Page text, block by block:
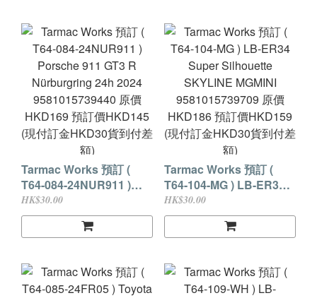
HKD364 預訂價HKD327
(現付訂金HKD30貨到付
差額)
HKD145 (現付訂金
HKD30貨到付差額)
Tarmac Works 預訂 (
T64-084-24NUR911 )
Porsche 911 GT3 R
Nürburgring 24h 2024
9581015739440 原價
(現付訂金HKD30貨到付
差額)
HK$30.00
Tarmac Works 預訂 (
T64-104-MG ) LB-ER34
Super Silhouette
SKYLINE MGMINI
9581015739709 原價
(現付訂金HKD30貨到付
差額)
HK$30.00